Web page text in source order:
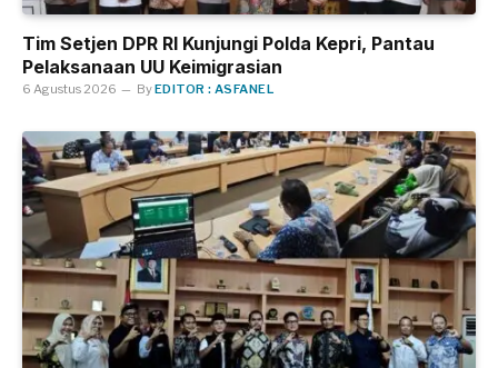
Tim Setjen DPR RI Kunjungi Polda Kepri, Pantau
Pelaksanaan UU Keimigrasian
6 Agustus 2026 ByEDITOR : ASFANEL